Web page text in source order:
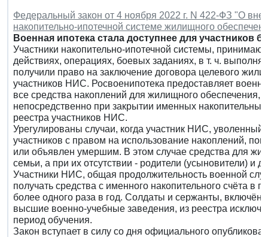
Федеральный закон от 4 ноября 2022 г. N 422-ФЗ "О
накопительно-ипотечной системе жилищного
Военная ипотека стала доступнее для участников
Участники накопительно-ипотечной системы,
действиях, операциях, боевых заданиях, в т. ч.
получили право на заключение договора целевого
участников НИС. Росвоенипотека предоставляет
все средства накоплений для жилищного обеспечения,
непосредственно при закрытии именных
реестра участников НИС.
Урегулированы случаи, когда участник НИС,
участников с правом на использование накоплений,
или объявлен умершим. В этом случае средства для
семьи, а при их отсутствии - родители (усыновители) и
Участники НИС, общая продолжительность военной
получать средства с именного накопительного счёта
более одного раза в год. Солдаты и сержанты,
высшие военно-учебные заведения, из реестра
период обучения.
Закон вступает в силу со дня официального